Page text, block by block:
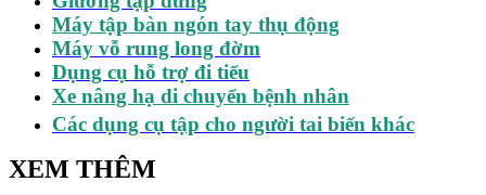
Máy tập bàn ngón tay thụ động
Máy vỗ rung long đờm
Dụng cụ hỗ trợ đi tiểu
Xe nâng hạ di chuyển bệnh nhân
Các dụng cụ tập cho người tai biến khác
XEM THÊM